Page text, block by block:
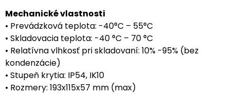
Mechanické vlastnosti
• Prevádzková teplota: -40°C – 55°C
• Skladovacia teplota: -40 °C – 70 °C
• Relatívna vlhkosť pri skladovaní: 10% -95% (bez
kondenzácie)
• Stupeň krytia: IP54, IK10
• Rozmery: 193x115x57 mm (max)